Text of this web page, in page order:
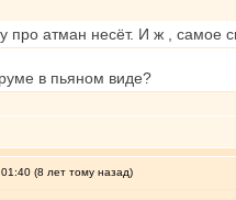
про атман несёт. И ж , самое
в пьяном виде?
(8 лет тому назад)